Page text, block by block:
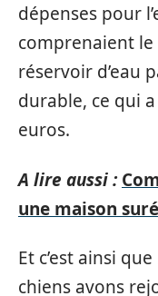
dépenses pour
comprenaient
réservoir d’eau
durable, ce qui
euros.
A lire aussi :
une maison
Et c’est ainsi
chiens avons